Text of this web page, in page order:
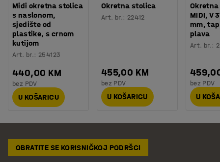
Midi okretna stolica
s naslonom,
sjedište od
plastike, s crnom
kutijom
Art. br.: 254123
440,00 KM
bez PDV
U KOŠARICU
Okretna stolica
Art. br.: 22412
455,00 KM
bez PDV
U KOŠARICU
MIDI, V
mm,
plava
Art. br.:
bez PDV
U
OBRATITE SE KORISNIČKOJ PODRŠCI